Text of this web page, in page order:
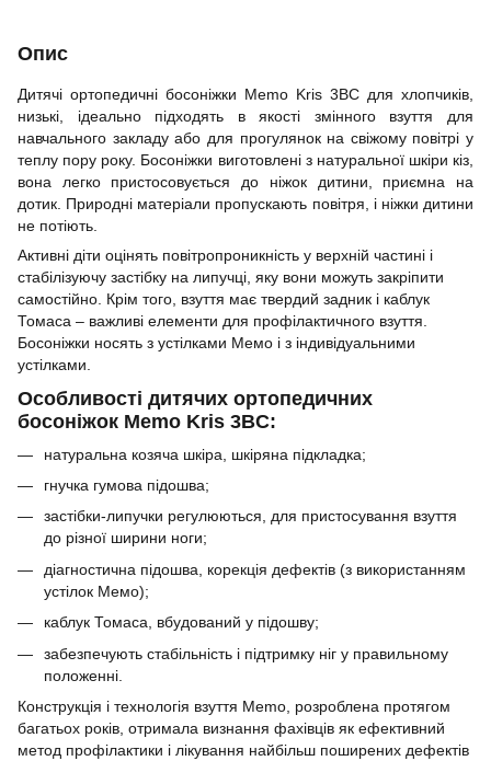
Опис
Дитячі ортопедичні босоніжки Memo Kris 3BC для хлопчиків,
низькі, ідеально підходять в якості змінного взуття для
навчального закладу або для прогулянок на свіжому повітрі у
теплу пору року. Босоніжки виготовлені з натуральної шкіри кіз,
вона легко пристосовується до ніжок дитини, приємна на
дотик. Природні матеріали пропускають повітря, і ніжки дитини
не потіють.
Активні діти оцінять повітропроникність у верхній частині і
стабілізуючу застібку на липучці, яку вони можуть закріпити
самостійно. Крім того, взуття має твердий задник і каблук
Томаса – важливі елементи для профілактичного взуття.
Босоніжки носять з устілками Мемо і з індивідуальними
устілками.
Особливості дитячих ортопедичних
босоніжок Memo Kris 3BC:
натуральна козяча шкіра, шкіряна підкладка;
гнучка гумова підошва;
застібки-липучки регулюються, для пристосування взуття
до різної ширини ноги;
діагностична підошва, корекція дефектів (з використанням
устілок Мемо);
каблук Томаса, вбудований у підошву;
забезпечують стабільність і підтримку ніг у правильному
положенні.
Конструкція і технологія взуття Memo, розроблена протягом
багатьох років, отримала визнання фахівців як ефективний
метод профілактики і лікування найбільш поширених дефектів